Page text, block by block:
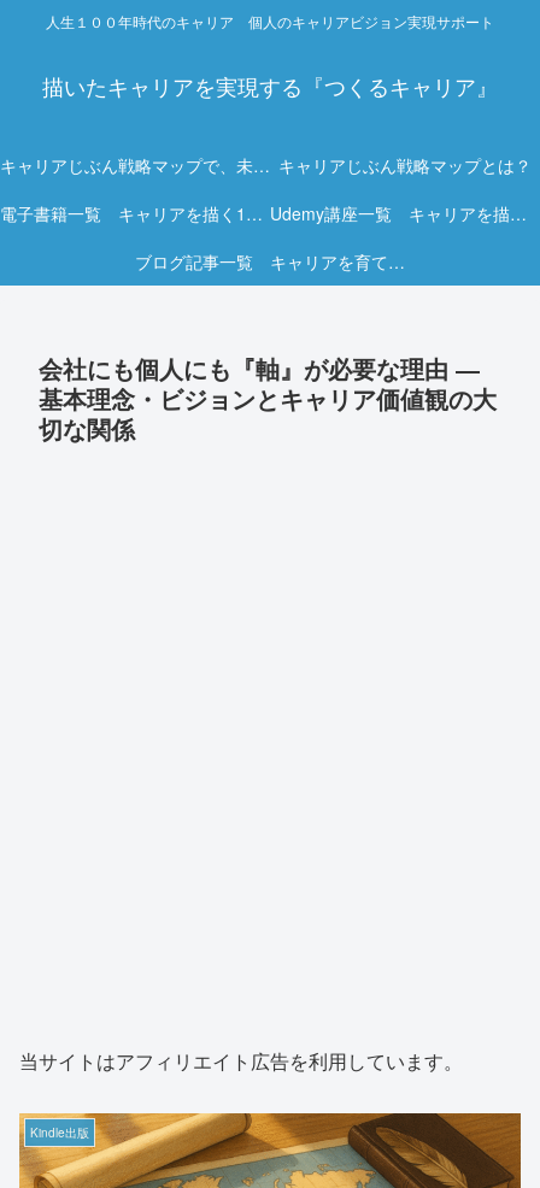
人生１００年時代のキャリア 個人のキャリアビジョン実現サポート
描いたキャリアを実現する『つくるキャリア』
キャリアじぶん戦略マップで、未来を描く力を。 キャリアじぶん戦略マップとは？
電子書籍一覧 キャリアを描く15冊の実践ガイド
Udemy講座一覧 キャリアを描く実践オンライン講座
ブログ記事一覧 キャリアを育てる実践ヒント集
会社にも個人にも『軸』が必要な理由 ―
基本理念・ビジョンとキャリア価値観の大
切な関係
当サイトはアフィリエイト広告を利用しています。
Kindle出版